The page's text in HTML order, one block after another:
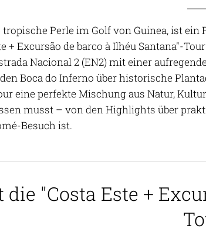
tropische Perle im Golf von Guinea, ist
+ Excursão de barco à Ilhéu Santana"-
Nacional 2 (EN2) mit einer
Boca do Inferno über historische
eine perfekte Mischung aus Natur,
musst – von den Highlights über
Besuch ist.
die "Costa Este +